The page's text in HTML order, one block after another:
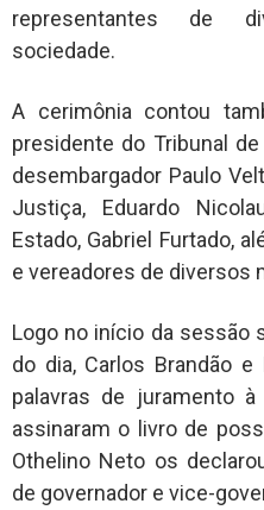
representantes de
sociedade.
A cerimônia contou
presidente do Tribunal
desembargador Paulo
Justiça, Eduardo
Estado, Gabriel Furtado,
e vereadores de diversos
Logo no início da sessão
do dia, Carlos Brandão e
palavras de juramento
assinaram o livro de
Othelino Neto os
de governador e vice-